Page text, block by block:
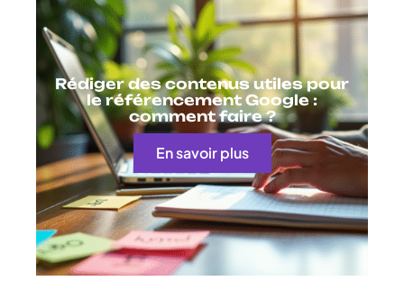
Rédiger des contenus utiles pour
le référencement Google :
comment faire ?
En savoir plus